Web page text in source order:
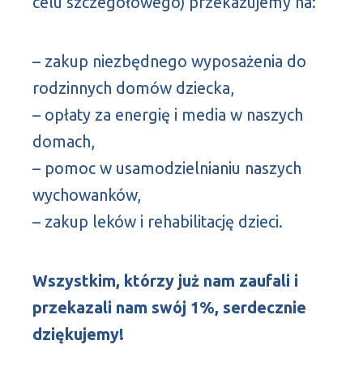
– zakup niezbędnego wyposażenia do
rodzinnych domów dziecka,
– opłaty za energię i media w naszych
domach,
– pomoc w usamodzielnianiu naszych
wychowanków,
– zakup leków i rehabilitację dzieci.
Wszystkim, którzy już nam zaufali i
przekazali nam swój 1%, serdecznie
dziękujemy!